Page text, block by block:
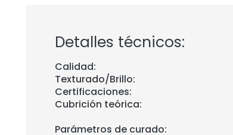
Detalles técnicos:
Calidad:
Texturado/Brillo:
Certificaciones:
Cubrición teórica:
Parámetros de curado: